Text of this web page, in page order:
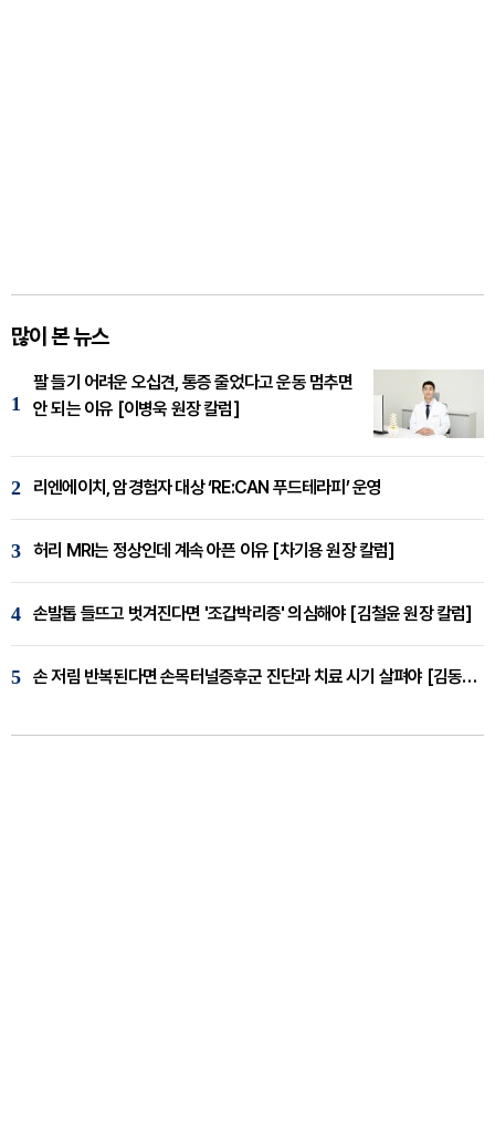
많이 본 뉴스
1
팔 들기 어려운 오십견, 통증 줄었다고 운동 멈추면
안 되는 이유 [이병욱 원장 칼럼]
2 리엔에이치, 암경험자 대상 ‘RE:CAN 푸드테라피’ 운영
3 허리 MRI는 정상인데 계속 아픈 이유 [차기용 원장 칼럼]
4 손발톱 들뜨고 벗겨진다면 '조갑박리증' 의심해야 [김철윤 원장 칼럼]
5 손 저림 반복된다면 손목터널증후군 진단과 치료 시기 살펴야 [김동현 원장 칼럼]